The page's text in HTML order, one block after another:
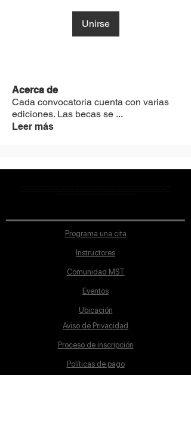
Unirse
Acerca de
Cada convocatoria cuenta con varias
ediciones. Las becas se ...
Leer más
Programa una cita
Instructores
Comunidad MST
Eventos
Ubicación
Aviso de Privacidad
Proceso de inscripción
Políticas de pago